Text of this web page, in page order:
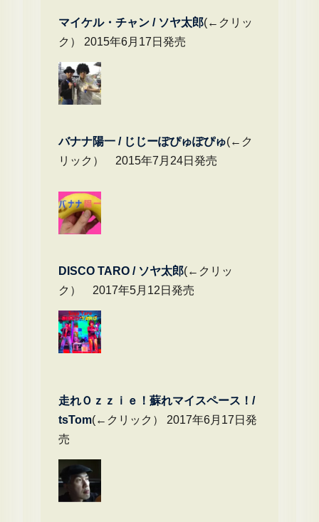
マイケル・チャ ン / ソヤ太郎(←クリッ
ク） 2015年6月17日発売
バナナ陽一 / じじーぽぴゅぽぴゅ(←ク
リック） 2015年7月24日発売
DISCO TARO / ソヤ太郎(←クリッ
ク） 2017年5月12日発売
走れＯｚｚｉｅ！蘇れマイスペース！/
tsTom(←クリック） 2017年6月17日発
売